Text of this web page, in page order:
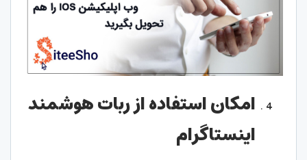
امکان استفاده از ربات هوشمند
اینستاگرام